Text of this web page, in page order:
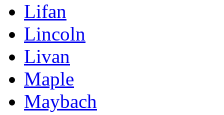
Lifan
Lincoln
Livan
Maple
Maybach